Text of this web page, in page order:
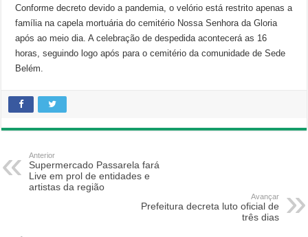
Conforme decreto devido a pandemia, o velório está restrito apenas a
família na capela mortuária do cemitério Nossa Senhora da Gloria
após ao meio dia. A celebração de despedida acontecerá as 16
horas, seguindo logo após para o cemitério da comunidade de Sede
Belém.
Anterior
Supermercado Passarela fará
Live em prol de entidades e
artistas da região
Avançar
Prefeitura decreta luto oficial de
três dias